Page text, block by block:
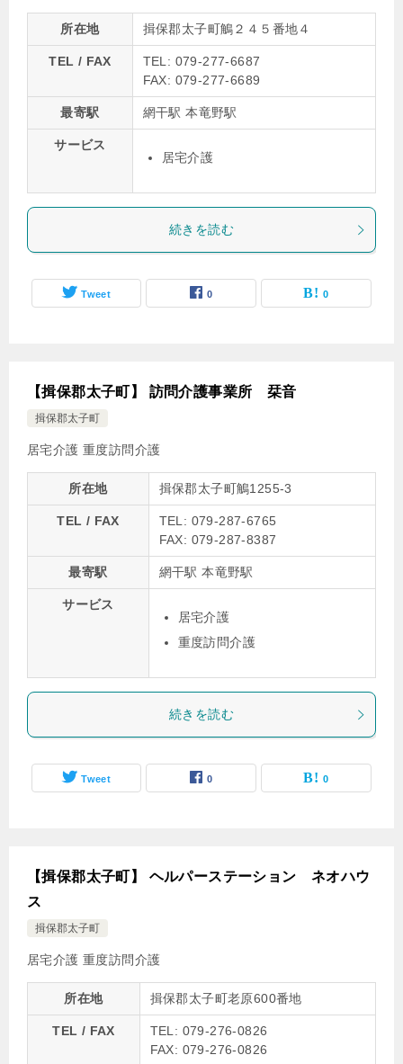
所在地 揖保郡太子町鵤２４５番地４
TEL / FAX
TEL: 079-277-6687
FAX: 079-277-6689
最寄駅 網干駅 本竜野駅
サービス
居宅介護
続きを読む
Tweet 0 0
【揖保郡太子町】 訪問介護事業所 栞音
揖保郡太子町
居宅介護 重度訪問介護
所在地 揖保郡太子町鵤1255-3
TEL / FAX
TEL: 079-287-6765
FAX: 079-287-8387
最寄駅 網干駅 本竜野駅
サービス
居宅介護
重度訪問介護
続きを読む
Tweet 0 0
【揖保郡太子町】 ヘルパーステーション ネオハウ
ス
揖保郡太子町
居宅介護 重度訪問介護
所在地 揖保郡太子町老原600番地
TEL / FAX
TEL: 079-276-0826
FAX: 079-276-0826